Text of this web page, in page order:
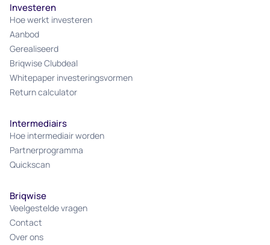
Investeren
Hoe werkt investeren
Aanbod
Gerealiseerd
Briqwise Clubdeal
Whitepaper investeringsvormen
Return calculator
Intermediairs
Hoe intermediair worden
Partnerprogramma
Quickscan
Briqwise
Veelgestelde vragen
Contact
Over ons